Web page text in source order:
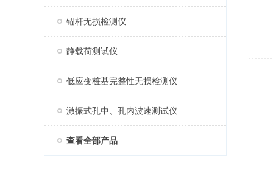
锚杆无损检测仪
静载荷测试仪
低应变桩基完整性无损检测仪
激振式孔中、孔内波速测试仪
查看全部产品